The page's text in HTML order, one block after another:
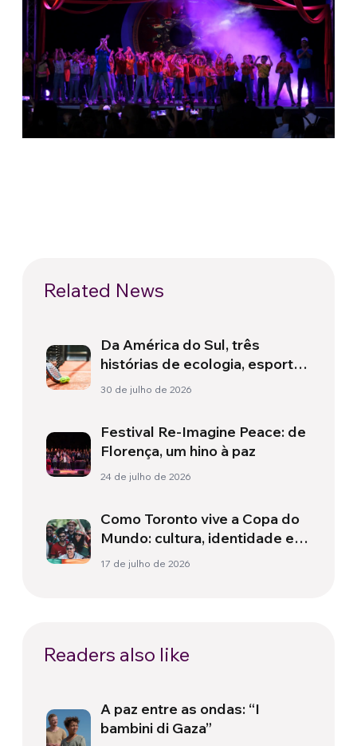
Related News
Da América do Sul, três
histórias de ecologia, esporte
e saúde
30 de julho de 2026
Festival Re-Imagine Peace: de
Florença, um hino à paz
24 de julho de 2026
Como Toronto vive a Copa do
Mundo: cultura, identidade e
política para além do campo
17 de julho de 2026
Readers also like
A paz entre as ondas: “I
bambini di Gaza”